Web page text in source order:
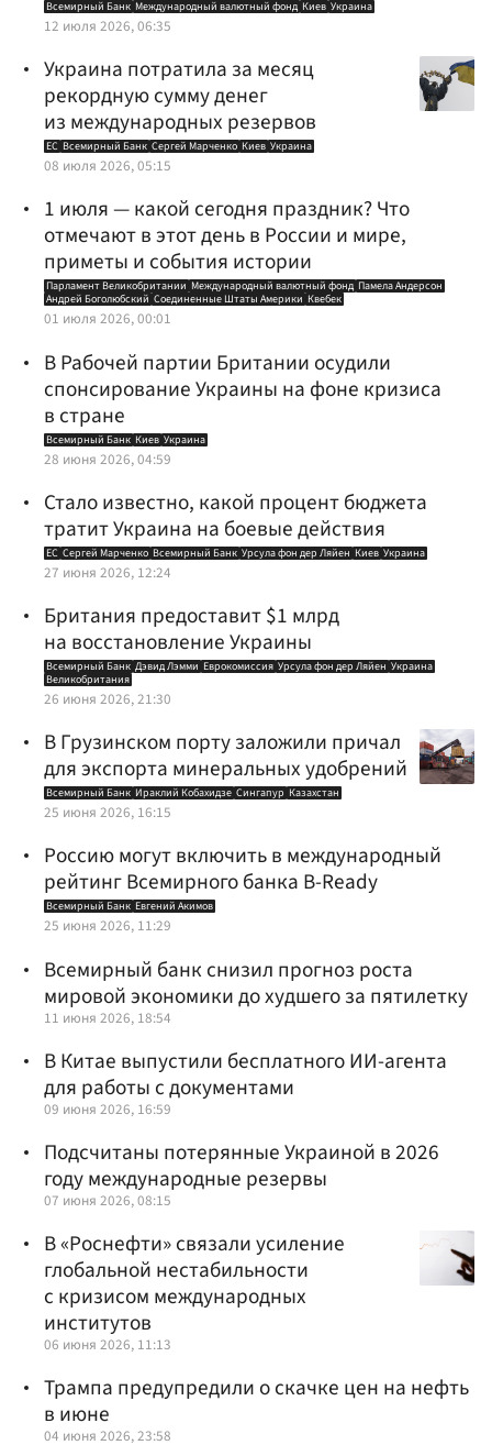
Всемирный Банк Международный валютный фонд Киев Украина
12 июля 2026, 06:35
Украина потратила за месяц
рекордную сумму денег
из международных резервов
ЕС Всемирный Банк Сергей Марченко Киев Украина
08 июля 2026, 05:15
1 июля — какой сегодня праздник? Что
отмечают в этот день в России и мире,
приметы и события истории
Парламент Великобритании Международный валютный фонд Памела Андерсон
Андрей Боголюбский Соединенные Штаты Америки Квебек
01 июля 2026, 00:01
В Рабочей партии Британии осудили
спонсирование Украины на фоне кризиса
в стране
Всемирный Банк Киев Украина
28 июня 2026, 04:59
Стало известно, какой процент бюджета
тратит Украина на боевые действия
ЕС Сергей Марченко Всемирный Банк Урсула фон дер Ляйен Киев Украина
27 июня 2026, 12:24
Британия предоставит $1 млрд
на восстановление Украины
Всемирный Банк Дэвид Лэмми Еврокомиссия Урсула фон дер Ляйен Украина
Великобритания
26 июня 2026, 21:30
В Грузинском порту заложили причал
для экспорта минеральных удобрений
Всемирный Банк Ираклий Кобахидзе Сингапур Казахстан
25 июня 2026, 16:15
Россию могут включить в международный
рейтинг Всемирного банка B-Ready
Всемирный Банк Евгений Акимов
25 июня 2026, 11:29
Всемирный банк снизил прогноз роста
мировой экономики до худшего за пятилетку
11 июня 2026, 18:54
В Китае выпустили бесплатного ИИ-агента
для работы с документами
09 июня 2026, 16:59
Подсчитаны потерянные Украиной в 2026
году международные резервы
07 июня 2026, 08:15
В «Роснефти» связали усиление
глобальной нестабильности
с кризисом международных
институтов
06 июня 2026, 11:13
Трампа предупредили о скачке цен на нефть
в июне
04 июня 2026, 23:58